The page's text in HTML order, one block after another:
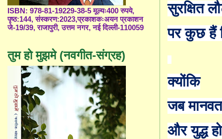
सुरक्षित
पर कुछ हैं
क्योंकि
जब
और युद्ध
ISBN: 978-81-19229-38-5 मूल्यः400 रुपये,
पृष्ठ:144, संस्करण:2023,प्रकाशकःअयन प्रकाशन
जे-19/39, राजापुरी, उत्तम नगर, नई दिल्ली-110059
तुम हो मुझमे (नवगीत-संग्रह)